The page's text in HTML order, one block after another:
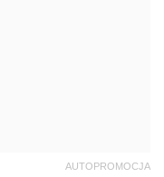
AUTOPROMOCJA